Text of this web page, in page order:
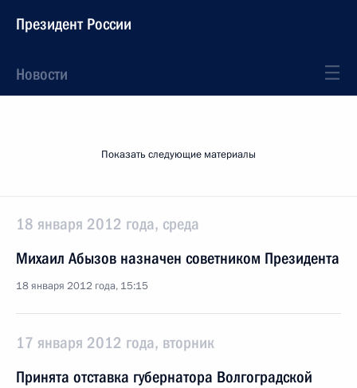
Президент России
Новости
Показать следующие материалы
18 января 2012 года, среда
Михаил Абызов назначен советником Президента
18 января 2012 года, 15:15
17 января 2012 года, вторник
Принята отставка губернатора Волгоградской